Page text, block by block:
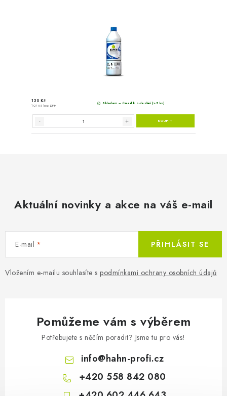
Aktuální novinky a akce na váš e-mail
E-mail
Vložením e-mailu souhlasíte s podmínkami ochrany osobních údajů
PŘIHLÁSIT SE
Pomůžeme vám s výběrem
Potřebujete s něčím poradit? Jsme tu pro vás!
info@hahn-profi.cz
+420 558 842 080